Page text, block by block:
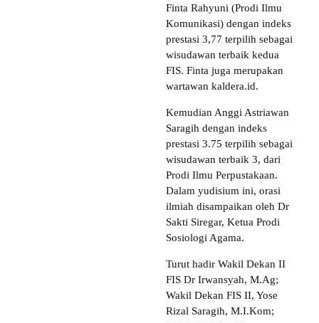
Finta Rahyuni (Prodi Ilmu
Komunikasi) dengan indeks
prestasi 3,77 terpilih sebagai
wisudawan terbaik kedua
FIS. Finta juga merupakan
wartawan kaldera.id.
Kemudian Anggi Astriawan
Saragih dengan indeks
prestasi 3.75 terpilih sebagai
wisudawan terbaik 3, dari
Prodi Ilmu Perpustakaan.
Dalam yudisium ini, orasi
ilmiah disampaikan oleh Dr
Sakti Siregar, Ketua Prodi
Sosiologi Agama.
Turut hadir Wakil Dekan II
FIS Dr Irwansyah, M.Ag;
Wakil Dekan FIS II, Yose
Rizal Saragih, M.I.Kom;